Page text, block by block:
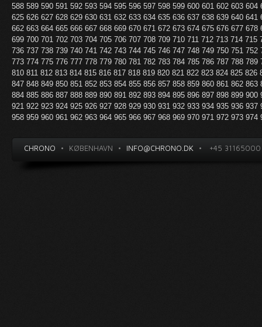
588 589 590 591 592 593 594 595 596 597 598 599 600 601 602 603 604
625 626 627 628 629 630 631 632 633 634 635 636 637 638 639 640 641
662 663 664 665 666 667 668 669 670 671 672 673 674 675 676 677 678
699 700 701 702 703 704 705 706 707 708 709 710 711 712 713 714 715
736 737 738 739 740 741 742 743 744 745 746 747 748 749 750 751 752
773 774 775 776 777 778 779 780 781 782 783 784 785 786 787 788 789
810 811 812 813 814 815 816 817 818 819 820 821 822 823 824 825 826
847 848 849 850 851 852 853 854 855 856 857 858 859 860 861 862 863
884 885 886 887 888 889 890 891 892 893 894 895 896 897 898 899 900
921 922 923 924 925 926 927 928 929 930 931 932 933 934 935 936 937
958 959 960 961 962 963 964 965 966 967 968 969 970 971 972 973 974
CHRONO • KØBENHAVN • INFO@CHRONO.DK • +45 31165000